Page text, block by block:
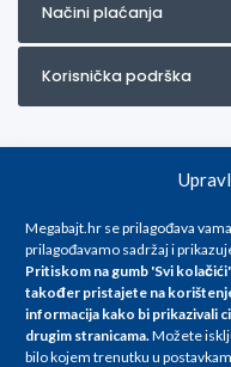
Megabajt.hr se prilagođava
prilagođavamo sadržaj i
Pritiskom na gumb 'Svi
također pristajete na
informacija kako bi prikazivali
drugim stranicama.Možete
bilo kojem trenutku u
Načini plaćanja
Korisnička podrška
Za artikle kojih trenutno
info@megabajt.hr. Sve cijene
promjenama, a
iskazane su za avansno